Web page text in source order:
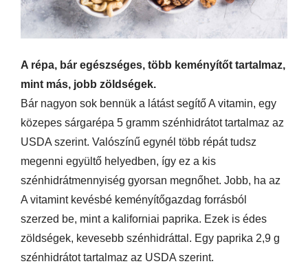
A répa, bár egészséges, több keményítőt tartalmaz,
mint más, jobb zöldségek.
Bár nagyon sok bennük a látást segítő A vitamin, egy
közepes sárgarépa 5 gramm szénhidrátot tartalmaz az
USDA szerint. Valószínű egynél több répát tudsz
megenni együltő helyedben, így ez a kis
szénhidrátmennyiség gyorsan megnőhet. Jobb, ha az
A vitamint kevésbé keményítőgazdag forrásból
szerzed be, mint a kaliforniai paprika. Ezek is édes
zöldségek, kevesebb szénhidráttal. Egy paprika 2,9 g
szénhidrátot tartalmaz az USDA szerint.